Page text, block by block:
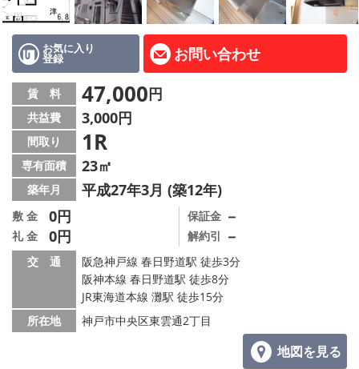
地図から探す
店舗情報·アクセス
会社概要
メールでお問い合わせ
お気に入り
登録 お問い合わせ
賃 料 47,000円
共益費 3,000円
間取り 1R
専有面積 23㎡
築年月 平成27年3月 (築12年)
敷 金 0円
礼 金 0円
保証金 －
解約引 －
交 通
阪急神戸線 春日野道駅 徒歩3分
阪神本線 春日野道駅 徒歩8分
JR東海道本線 灘駅 徒歩15分
所在地
神戸市中央区東雲通2丁目
地図を見る